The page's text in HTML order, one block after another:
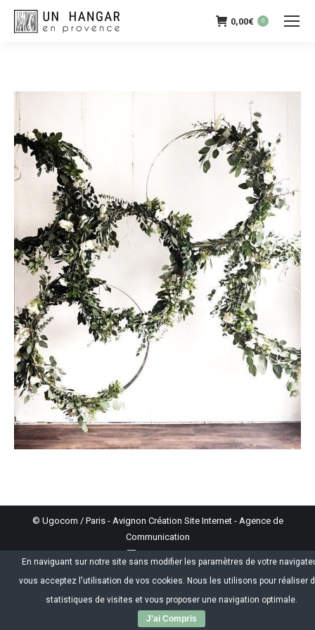
0,00€ 0
© Ugocom / Paris - Avignon Création Site Internet - Agence de
Communication
Store Menu
En naviguant sur notre site sans modifier les paramètres de votre
vous acceptez l'utilisation de vos cookies. Nous les utilisons pour réaliser
statistiques de visites et vous proposer une navigation optimale.
J'ai Compris